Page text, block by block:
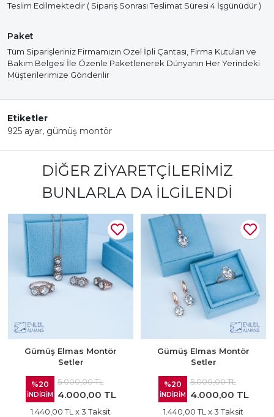
Teslim Edilmektedir ( Sipariş Sonrası Teslimat Süresi 4 İşgünüdür )
Paket
Tüm Siparişleriniz Firmamızın Özel İpli Çantası, Firma Kutuları ve
Bakım Belgesi İle Özenle Paketlenerek Dünyanın Her Yerindeki
Müşterilerimize Gönderilir
Etiketler
925 ayar, gümüş montör
DIĞER ZIYARETÇILERIMIZ
BUNLARLA DA İLGILENDI
Gümüş Elmas Montör
Setler
%20
İNDİRİM
5.000,00 TL
4.000,00 TL
1.440,00 TL x 3 Taksit
Gümüş Elmas Montör
Setler
%20
İNDİRİM
5.000,00 TL
4.000,00 TL
1.440,00 TL x 3 Taksit